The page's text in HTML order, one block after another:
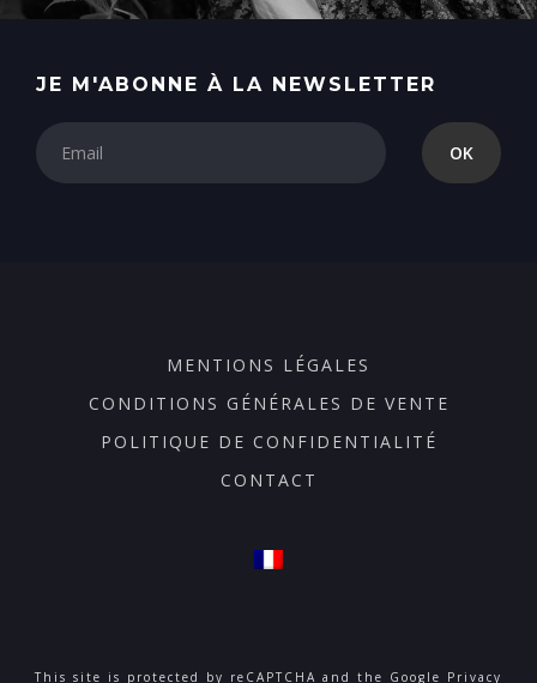
JE M'ABONNE À LA NEWSLETTER
MENTIONS LÉGALES
CONDITIONS GÉNÉRALES DE VENTE
POLITIQUE DE CONFIDENTIALITÉ
CONTACT
This site is protected by reCAPTCHA and the Google Privacy